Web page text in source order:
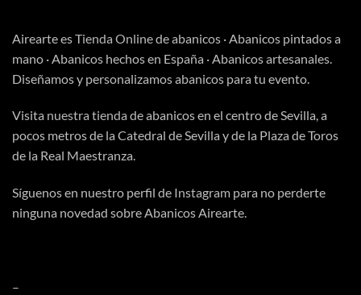
Airearte esTienda Onlinede abanicos · Abanicos pintados a
mano · Abanicos hechos en España · Abanicos artesanales.
Diseñamos y personalizamos abanicos para tu evento.
Visita nuestra tienda de abanicos en el centro de Sevilla, a
pocos metros de la Catedral de Sevilla y de la Plaza de Toros
de la Real Maestranza.
Síguenos en nuestro perfil de Instagram para no perderte
ninguna novedad sobre Abanicos Airearte.
–